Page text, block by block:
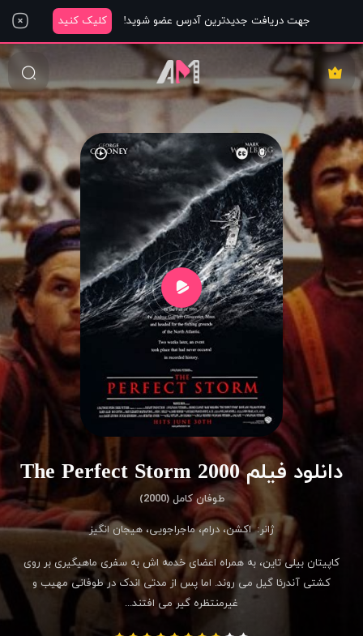
جهت دریافت جدیدترین آدرس عضو شوید! کلیک کنید
دانلود فیلم The Perfect Storm 2000
طوفان کامل (2000)
ژانر: اکشن، درام،ماجراجویی،هیجان انگیز
کاپیتان بیلی تاین، به همراه اعضای خدمه اش به سفری ماهیگیری بر روی
کشتی آندرئا گیل می روند. اما پس از مدتی اندک در طوفانی مهیب و
غیرمنتظره گیر می افتند...